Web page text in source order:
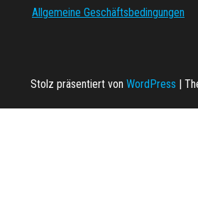
Allgemeine Geschäftsbedingungen
Stolz präsentiert von WordPress |